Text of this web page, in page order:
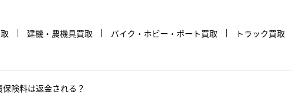
建機・農機具買取 バイク・ホビー・ボート買取 トラック買取
険料は返金される？